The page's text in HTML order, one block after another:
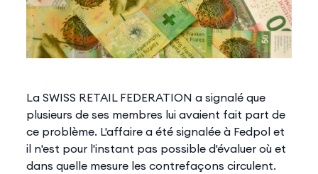
La SWISS RETAIL FEDERATION a signalé que
plusieurs de ses membres lui avaient fait part de
ce problème. L'affaire a été signalée à Fedpol et
il n'est pour l'instant pas possible d'évaluer où et
dans quelle mesure les contrefaçons circulent.